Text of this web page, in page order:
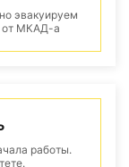
эвакуируем
от МКАД-а
работы.